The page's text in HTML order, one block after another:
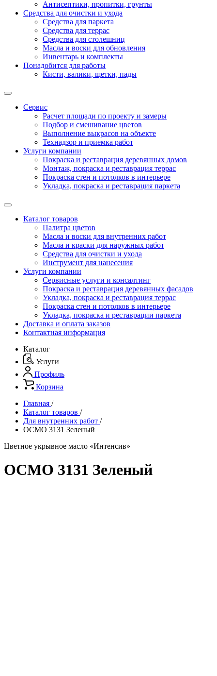
Антисептики, пропитки, грунты
Средства для очистки и ухода
Средства для паркета
Средства для террас
Средства для столешниц
Масла и воски для обновления
Инвентарь и комплекты
Понадобится для работы
Кисти, валики, щетки, пады
Сервис
Расчет площади по проекту и замеры
Подбор и смешивание цветов
Выполнение выкрасов на объекте
Технадзор и приемка работ
Услуги компании
Покраска и реставрация деревянных домов
Монтаж, покраска и реставрация террас
Покраска стен и потолков в интерьере
Укладка, покраска и реставрация паркета
Каталог товаров
Палитра цветов
Масла и воски для внутренних работ
Масла и краски для наружных работ
Средства для очистки и ухода
Инструмент для нанесения
Услуги компании
Сервисные услуги и консалтинг
Покраска и реставрация деревянных фасадов
Укладка, покраска и реставрация террас
Покраска стен и потолков в интерьере
Укладка, покраска и реставрации паркета
Доставка и оплата заказов
Контактная информация
Каталог
Услуги
Профиль
Корзина
Главная /
Каталог товаров /
Для внутренних работ /
ОСМО 3131 Зеленый
Цветнoе укрывное масло «Интенсив»
ОСМО 3131 Зеленый